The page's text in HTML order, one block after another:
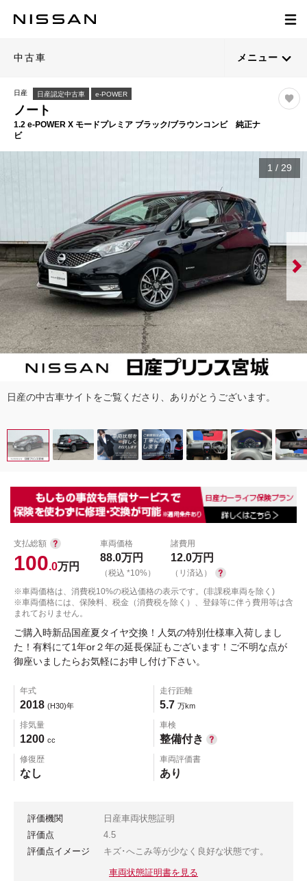
中古車 メニュー
日産 日産認定中古車 e-POWER
ノート
1.2 e-POWER X モードプレミア ブラック/ブラウンコンビ 純正ナ
ビ
1 / 29
日産の中古車サイトをご覧くださり、ありがとうございます。
支払総額
100.0万円
車両価格
88.0万円
（税込 *10%）
諸費用
12.0万円
（リ済込）
※車両価格は、消費税10%の税込価格の表示です。(非課税車両を除く)
※車両価格には、保険料、税金（消費税を除く）、登録等に伴う費用等は含
まれておりません。
ご購入時新品国産夏タイヤ交換！人気の特別仕様車入荷しまし
た！有料にて1年or２年の延長保証もございます！ご不明な点が
御座いましたらお気軽にお申し付け下さい。
年式
2018 (H30)年
走行距離
5.7 万km
排気量
1200 cc
車検
整備付き
修復歴
なし
車両評価書
あり
評価機関
日産車両状態証明
評価点
4.5
評価点イメージ
キズ･へこみ等が少なく良好な状態です。
車両状態証明書を見る